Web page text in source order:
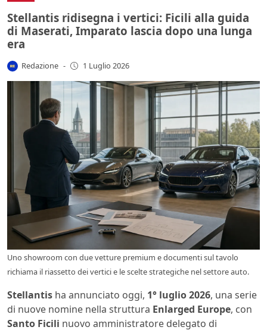
Stellantis ridisegna i vertici: Ficili alla guida
di Maserati, Imparato lascia dopo una lunga
era
Redazione - 1 Luglio 2026
Uno showroom con due vetture premium e documenti sul tavolo
richiama il riassetto dei vertici e le scelte strategiche nel settore auto.
Stellantis ha annunciato oggi, 1° luglio 2026, una serie
di nuove nomine nella struttura Enlarged Europe, con
Santo Ficili nuovo amministratore delegato di